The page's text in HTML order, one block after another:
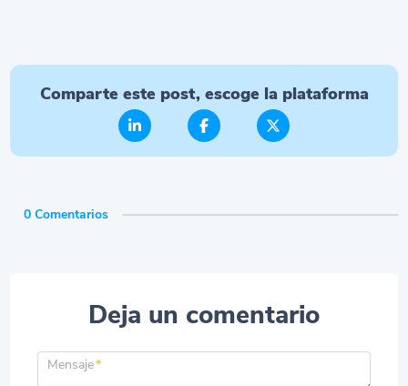
Comparte este post, escoge la plataforma
0 Comentarios
Deja un comentario
Mensaje*